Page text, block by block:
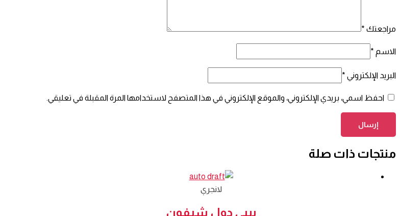
مراجعتك *
الاسم *
البريد الإلكتروني *
احفظ اسمي، بريدي الإلكتروني، والموقع الإلكتروني في هذا المتصفح لاستخدامها المرة المقبلة في تعليقي.
منتجات ذات صلة
لانجري
بيبي دول شيفون